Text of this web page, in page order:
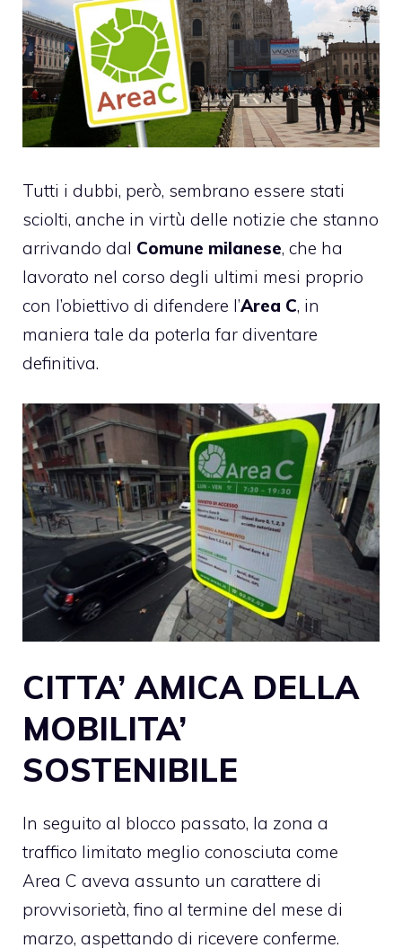
Tutti i dubbi, però, sembrano essere stati
sciolti, anche in virtù delle notizie che stanno
arrivando dal Comune milanese, che ha
lavorato nel corso degli ultimi mesi proprio
con l’obiettivo di difendere l’Area C, in
maniera tale da poterla far diventare
definitiva.
CITTA’ AMICA DELLA
MOBILITA’
SOSTENIBILE
In seguito al blocco passato, la zona a
traffico limitato meglio conosciuta come
Area C aveva assunto un carattere di
provvisorietà, fino al termine del mese di
marzo, aspettando di ricevere conferme.